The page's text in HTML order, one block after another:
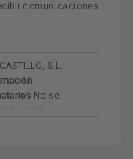
comunicaciones
S.L.
No se